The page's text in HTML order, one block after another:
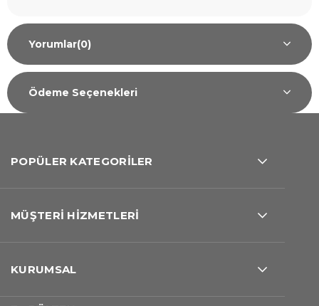
Yorumlar(0)
Ödeme Seçenekleri
POPÜLER KATEGORİLER
MÜŞTERİ HİZMETLERİ
KURUMSAL